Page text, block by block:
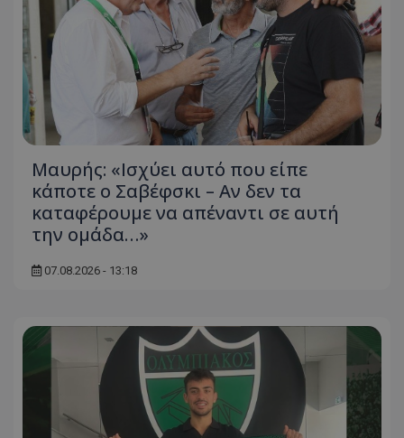
Μαυρής: «Ισχύει αυτό που είπε
κάποτε ο Σαβέφσκι – Αν δεν τα
καταφέρουμε να απέναντι σε αυτή
την ομάδα…»
07.08.2026 - 13:18